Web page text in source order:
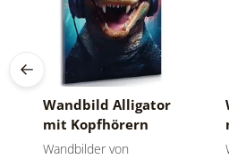
Wandbild Alligator
mit Kopfhörern
Wandbilder von